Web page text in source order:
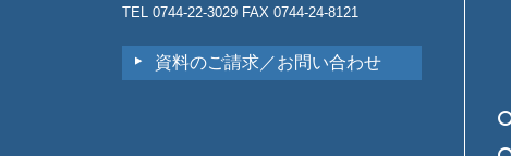
TEL 0744-22-3029 FAX 0744-24-8121
資料のご請求／お問い合わせ